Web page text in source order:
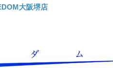
大阪堺店